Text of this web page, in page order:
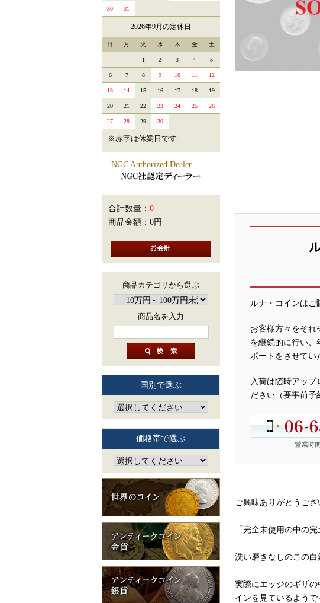
ルナ・コインはご
お客様方々をそれ
を継続的に行い、
ポートをさせてい
入荷は随時アッ
ださい（要事前予
ご興味ありがとうござ
「完全未使用の中の
洗い磨きなしのこの白
実際にエッジのギザ
インを見ているようで
30 31
2026年9月の定休日
日 月 火 水 木 金 土
1 2 3 4 5
6 7 8 9 10 11 12
13 14 15 16 17 18 19
20 21 22 23 24 25 26
27 28 29 30
※赤字は休業日です
合計数量： 0
商品金額： 0円
商品カテゴリから選ぶ
商品名を入力
国別で選ぶ
価格帯で選ぶ